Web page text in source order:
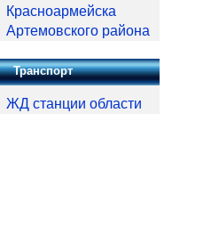
Красноармейска
Артемовского района
Транспорт
ЖД станции области